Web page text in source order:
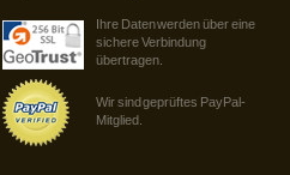
Ihre Daten werden über eine
sichere Verbindung
übertragen.
Wir sind geprüftes PayPal-
Mitglied.